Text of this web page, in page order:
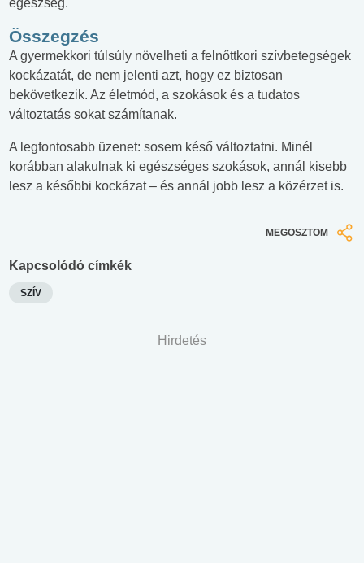
egészség.
Összegzés
A gyermekkori túlsúly növelheti a felnőttkori szívbetegségek
kockázatát, de nem jelenti azt, hogy ez biztosan
bekövetkezik. Az életmód, a szokások és a tudatos
változtatás sokat számítanak.
A legfontosabb üzenet: sosem késő változtatni. Minél
korábban alakulnak ki egészséges szokások, annál kisebb
lesz a későbbi kockázat – és annál jobb lesz a közérzet is.
MEGOSZTOM
Kapcsolódó címkék
SZÍV
Hirdetés